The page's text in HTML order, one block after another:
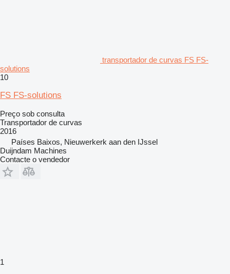
transportador de curvas FS FS-
solutions
10
FS FS-solutions
Preço sob consulta
Transportador de curvas
2016
Países Baixos, Nieuwerkerk aan den IJssel
Duijndam Machines
Contacte o vendedor
1